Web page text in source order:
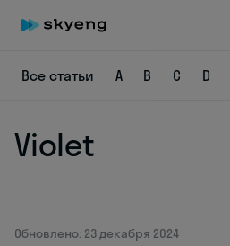
Все статьи A B C D
Violet
Обновлено: 23 декабря 2024